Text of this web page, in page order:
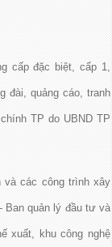
cấp đặc biệt, cấp 1,
đài, quảng cáo, tranh
TP do UBND TP
và các công trình xây
Ban quản lý đầu tư và
xuất, khu công nghệ